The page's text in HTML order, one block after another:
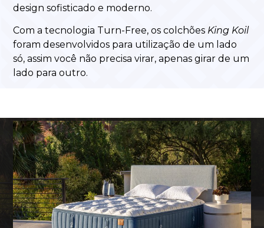
design sofisticado e moderno.
Com a tecnologia Turn-Free, os colchões King Koil
foram desenvolvidos para utilização de um lado
só, assim você não precisa virar, apenas girar de um
lado para outro.